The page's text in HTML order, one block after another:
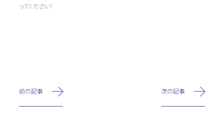
ってください！
前の記事 次の記事